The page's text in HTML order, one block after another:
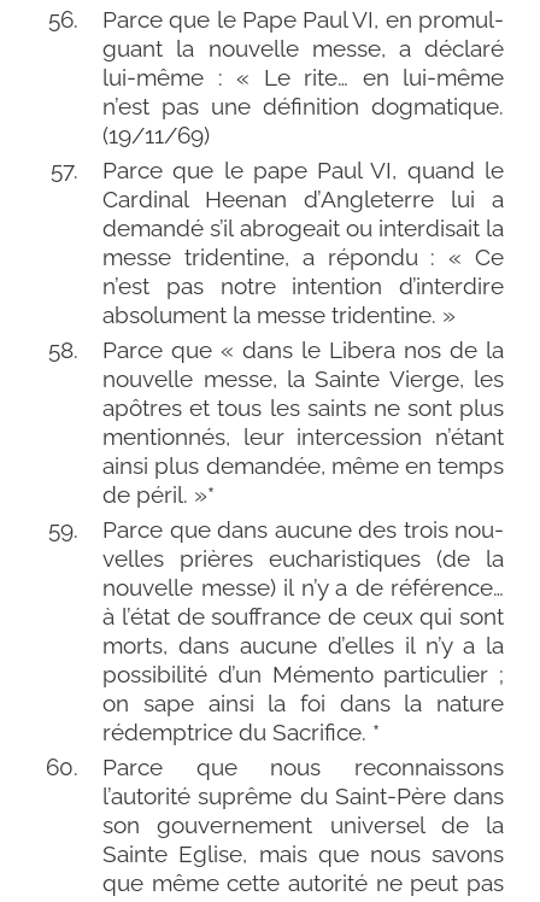
Parce que le Pape Paul VI, en pro­mul­
guant la nou­velle messe, a décla­ré
lui-​même : « Le rite… en lui-​même
n’est pas une défi­ni­tion dog­ma­tique.
(19/​11/​69)
Parce que le pape Paul VI, quand le
Cardinal Heenan d’Angleterre lui a
deman­dé s’il abro­geait ou inter­di­sait la
messe tri­den­tine, a répon­du : « Ce
n’est pas notre inten­tion d’interdire
abso­lu­ment la messe tridentine. »
Parce que « dans le Libera nos de la
nou­velle messe, la Sainte Vierge, les
apôtres et tous les saints ne sont plus
men­tion­nés, leur inter­ces­sion n’étant
ain­si plus deman­dée, même en temps
de péril. »*
Parce que dans aucune des trois nou­
velles prières eucha­ris­tiques (de la
nou­velle messe) il n’y a de réfé­rence…
à l’état de souf­france de ceux qui sont
morts, dans aucune d’elles il n’y a la
pos­si­bi­li­té d’un Mémento par­ti­cu­lier ;
on sape ain­si la foi dans la nature
rédemp­trice du Sacrifice. *
Parce que nous recon­nais­sons
l’autorité suprême du Saint-​Père dans
son gou­ver­ne­ment uni­ver­sel de la
Sainte Eglise, mais que nous savons
que même cette auto­ri­té ne peut pas